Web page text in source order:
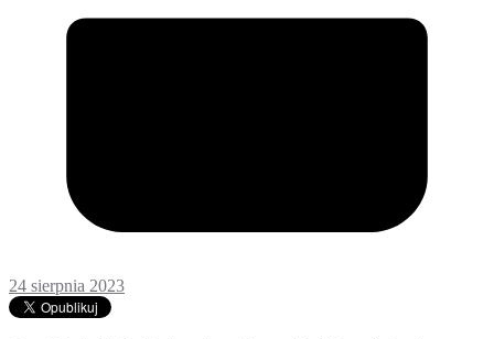
24 sierpnia 2023